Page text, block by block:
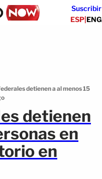
Suscribir
ESP|ENG
detienen a al menos 15
detienen
en
en